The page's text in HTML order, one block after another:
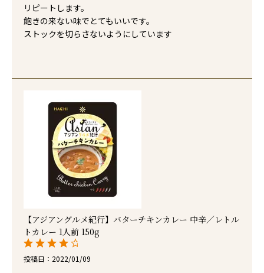
リピートします。
飽きの来ない味でとてもいいです。
ストックを切らさないようにしています
【アジアングルメ紀行】バターチキンカレー 中辛／レトル
トカレー 1人前 150g
投稿日 2022/01/09